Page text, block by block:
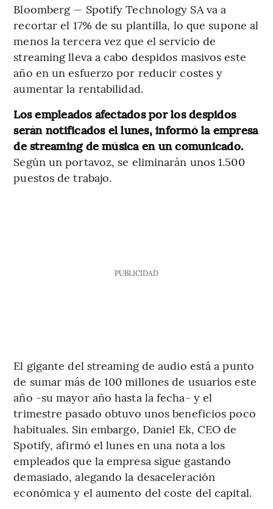
Bloomberg — Spotify Technology SA va a
recortar el 17% de su plantilla, lo que supone al
menos la tercera vez que el servicio de
streaming lleva a cabo despidos masivos este
año en un esfuerzo por reducir costes y
aumentar la rentabilidad.
Los empleados afectados por los despidos
serán notificados el lunes, informó la empresa
de streaming de música en un comunicado.
Según un portavoz, se eliminarán unos 1.500
puestos de trabajo.
PUBLICIDAD
El gigante del streaming de audio está a punto
de sumar más de 100 millones de usuarios este
año -su mayor año hasta la fecha- y el
trimestre pasado obtuvo unos beneficios poco
habituales. Sin embargo, Daniel Ek, CEO de
Spotify, afirmó el lunes en una nota a los
empleados que la empresa sigue gastando
demasiado, alegando la desaceleración
económica y el aumento del coste del capital.